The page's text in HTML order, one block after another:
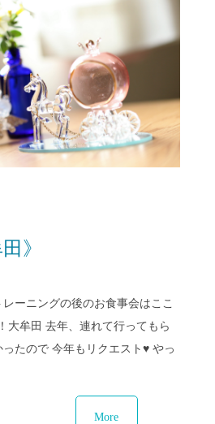
》
ーニングの後のお食事会はここ
大牟田 去年、連れて行ってもら
たので 今年もリクエスト♥️ やっ
More